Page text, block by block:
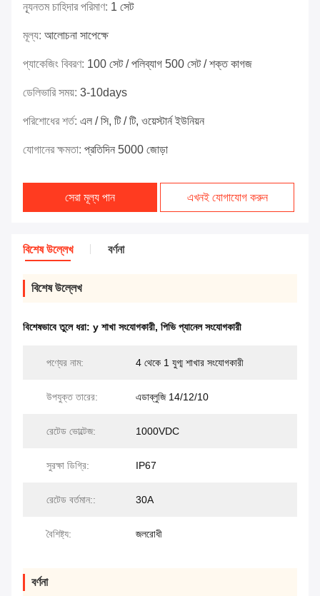
ন্যূনতম চাহিদার পরিমাণ: 1 সেট
মূল্য: আলোচনা সাপেক্ষে
প্যাকেজিং বিবরণ: 100 সেট / পলিব্যাগ 500 সেট / শক্ত কাগজ
ডেলিভারি সময়: 3-10days
পরিশোধের শর্ত: এল / সি, টি / টি, ওয়েস্টার্ন ইউনিয়ন
যোগানের ক্ষমতা: প্রতিদিন 5000 জোড়া
সেরা মূল্য পান এখনই যোগাযোগ করুন
বিশেষ উল্লেখ বর্ণনা
বিশেষ উল্লেখ
বিশেষভাবে তুলে ধরা: y শাখা সংযোগকারী, পিভি প্যানেল সংযোগকারী
পণ্যের নাম: 4 থেকে 1 যুগ্ম শাখার সংযোগকারী
উপযুক্ত তারের: এডাব্লুজি 14/12/10
রেটেড ভোল্টেজ: 1000VDC
সুরক্ষা ডিগ্রি: IP67
রেটেড বর্তমান:: 30A
বৈশিষ্ট্য: জলরোধী
বর্ণনা